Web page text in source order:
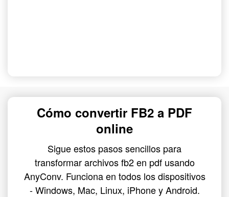
Cómo convertir FB2 a PDF
online
Sigue estos pasos sencillos para
transformar archivos fb2 en pdf usando
AnyConv. Funciona en todos los dispositivos
- Windows, Mac, Linux, iPhone y Android.